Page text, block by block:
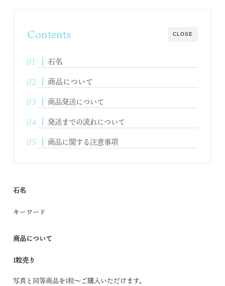
CLOSE
Contents
石名
商品について
商品発送について
発送までの流れについて
商品に関する注意事項
石名
キーワード
商品について
1粒売り
写真と同等商品を1粒～ご購入いただけます。